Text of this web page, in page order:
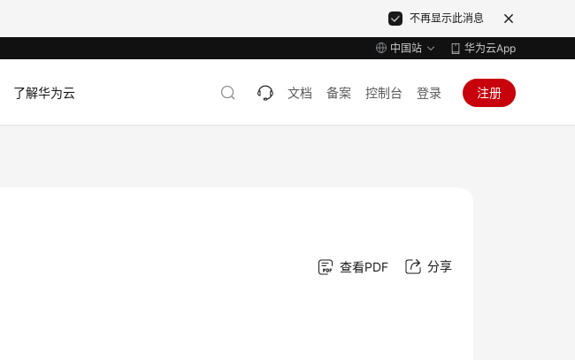
不再显示此消息
中国站 华为云App
了解华为云 文档 备案 控制台 登录 注册
查看PDF 分享